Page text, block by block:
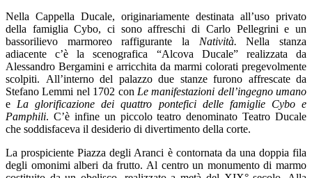
Nella Cappella Ducale, originariamente destinata all’uso privato
della famiglia Cybo, ci sono affreschi di Carlo Pellegrini e un
bassorilievo marmoreo raffigurante la Natività.Nella stanza
adiacente c’è la scenografica “Alcova Ducale” realizzata da
Alessandro Bergamini e arricchita da marmi colorati pregevolmente
scolpiti. All’interno del palazzo due stanze furono affrescate da
Stefano Lemmi nel 1702 con Le manifestazioni dell’ingegno umano
e La glorificazione dei quattro pontefici delle famiglie Cybo e
Pamphili. C’è infine un piccolo teatro denominato Teatro Ducale
che soddisfaceva il desiderio di divertimento della corte.
La prospiciente Piazza degli Aranci è contornata da una doppia fila
degli omonimi alberi da frutto. Al centro un monumento di marmo